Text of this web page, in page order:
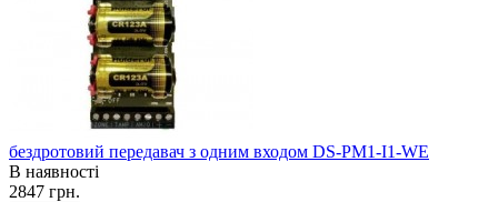
бездротовий передавач з одним входом DS-PM1-I1-WE
В наявності
2847 грн.